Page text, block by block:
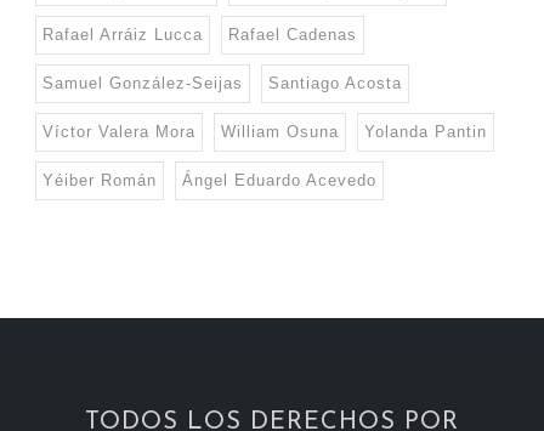
Rafael Arráiz Lucca Rafael Cadenas
Samuel González-Seijas Santiago Acosta
Víctor Valera Mora William Osuna Yolanda Pantin
Yéiber Román Ángel Eduardo Acevedo
TODOS LOS DERECHOS POR